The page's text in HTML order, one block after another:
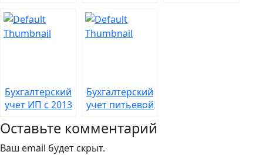
кондиционеров
карт и скидок
по ним
Бухгалтерский
учет ИП с 2013
нет?
Бухгалтерский
учет питьевой
сотрудников
офиса
Оставьте комментарий
Ваш email будет скрыт.